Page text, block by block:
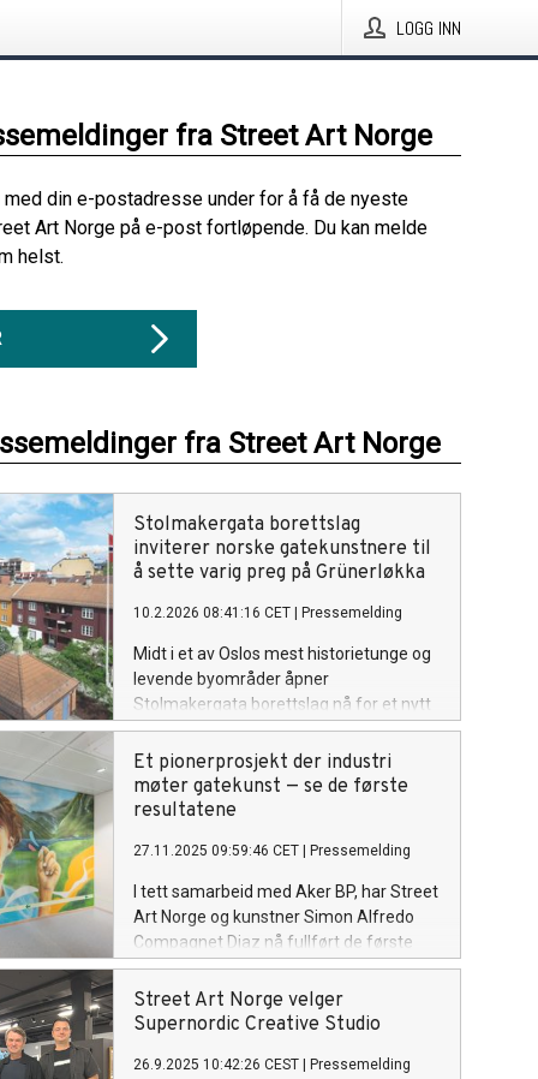
LOGG INN
fra Street Art Norge
din e-postadresse under for å få de nyeste
Art Norge på e-post fortløpende. Du kan melde
helst.
fra Street Art Norge
Stolmakergata borettslag
inviterer norske gatekunstnere til
å sette varig preg på Grünerløkka
10.2.2026 08:41:16 CET Pressemelding
Midt i et av Oslos mest historietunge og
levende byområder åpner
Stolmakergata borettslag nå for et nytt
kunstprosjekt. I samarbeid med Street
Art Norge utlyses det nå en åpen
konkurranse for gatekunstnere fra hele
landet.
Et pionerprosjekt der industri
møter gatekunst — se de første
resultatene
27.11.2025 09:59:46 CET Pressemelding
I tett samarbeid med Aker BP, har Street
Art Norge og kunstner Simon Alfredo
Compagnet Diaz nå fullført de første
kunstverkene i det omfattende
utsmykkingsprosjektet til Yggdrasil,
Norges største pågående olje- og
banebrytende møte mellom
Street Art Norge velger
Supernordic Creative Studio
26.9.2025 10:42:26 CEST Pressemelding